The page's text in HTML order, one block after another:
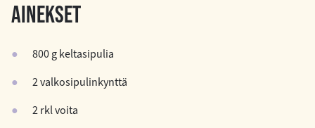
AINEKSET
800 g keltasipulia
2 valkosipulinkynttä
2 rkl voita